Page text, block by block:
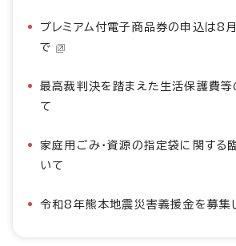
プレミアム付電子商品券の申込は8
で
最高裁判決を踏まえた生活保護費
て
家庭用ごみ・資源の指定袋に関する
いて
令和8年熊本地震災害義援金を募集